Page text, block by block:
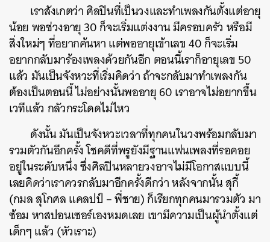
เราสังเกตว่า ศิลปินที่เป็นวงและทำเพลงกันตั้งแต่อายุ
น้อย พอช่วงอายุ 30 ก็จะเริ่มแต่งงาน มีครอบครัว หรือมี
สิ่งใหม่ๆ ที่อยากค้นหา แต่พออายุเข้าเลข 40 ก็จะเริ่ม
อยากกลับมาร้องเพลงด้วยกันอีก ตอนนี้เราก็อายุเลข 50
แล้ว มันเป็นจังหวะที่เริ่มคิดว่า ถ้าจะกลับมาทำเพลงกัน
ต้องเป็นตอนนี้ ไม่อย่างนั้นพออายุ 60 เราอาจไม่อยากขึ้น
เวทีแล้ว กลัวกระโดดไม่ไหว
ดังนั้น มันเป็นจังหวะเวลาที่ทุกคนในวงพร้อมกลับมา
รวมตัวกันอีกครั้ง โชคดีที่พรูยังมีฐานแฟนเพลงที่รอคอย
อยู่ในระดับหนึ่ง ซึ่งศิลปินหลายวงอาจไม่มีโอกาสแบบนี้
เลยคิดว่าเราควรกลับมาอีกครั้งดีกว่า หลังจากนั้น สุกี้
(กมล สุโกศล แคลปป์ – พี่ชาย) ก็เรียกทุกคนมารวมตัว มา
ซ้อม หาสปอนเซอร์เองหมดเลย เขามีความเป็นผู้นำตั้งแต่
เด็กๆ แล้ว (หัวเราะ)